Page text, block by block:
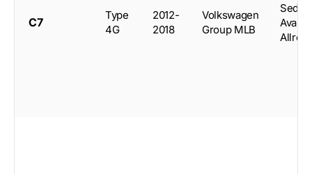
C7
Type
4G
2012-
2018
Volkswagen
Group MLB
Avant,